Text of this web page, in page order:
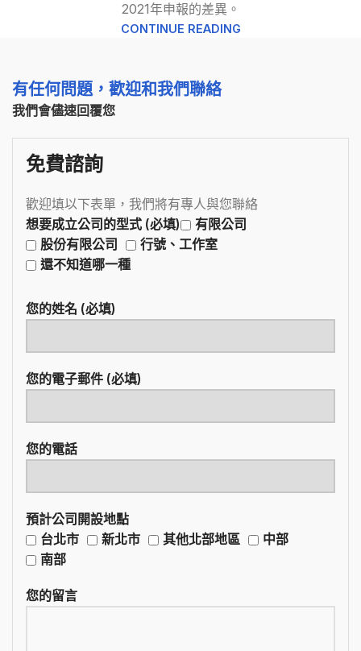
2021年申報的差異。
CONTINUE READING
有任何問題，歡迎和我們聯絡
我們會儘速回覆您
免費諮詢
歡迎填以下表單，我們將有專人與您聯絡
想要成立公司的型式 (必填)
有限公司
股份有限公司
行號、工作室
還不知道哪一種
您的姓名 (必填)
您的電子郵件 (必填)
您的電話
預計公司開設地點
台北市
新北市 其他北部地區
中部
南部
您的留言